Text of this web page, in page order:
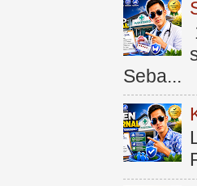
Seba...